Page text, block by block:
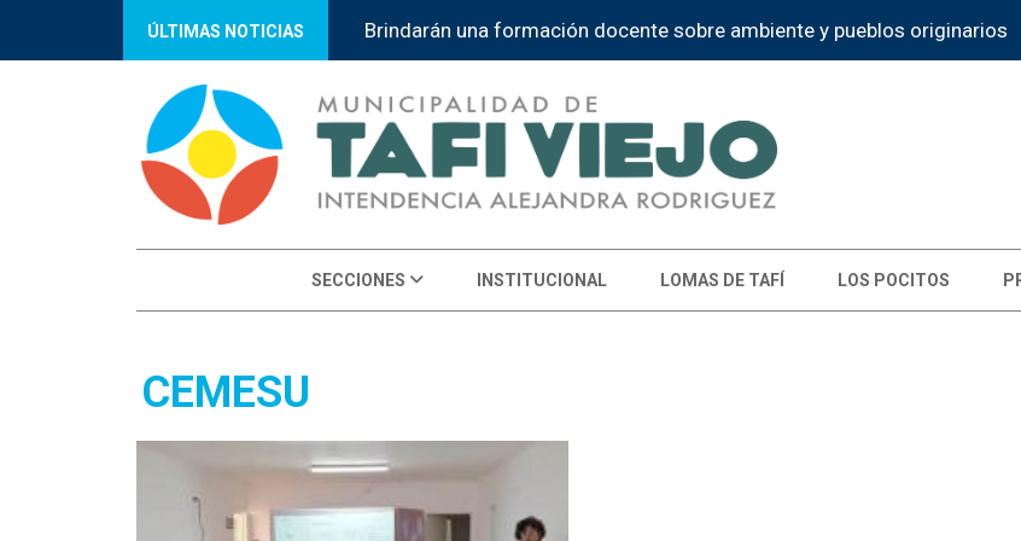
ÚLTIMAS NOTICIAS Brindarán una formación docente sobre ambiente y pueblos originarios
SECCIONES INSTITUCIONAL LOMAS DE TAFÍ LOS POCITOS
CEMESU